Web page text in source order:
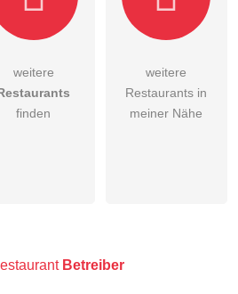
habe ich zur Kenntnis genommen.
öffentliche Fragen sind
weitere
finden
weitere
Restaurants in
meiner Nähe
Betreiber